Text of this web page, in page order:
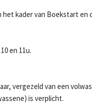
kader van Boekstart en
en 11u.
vergezeld van een
is verplicht.